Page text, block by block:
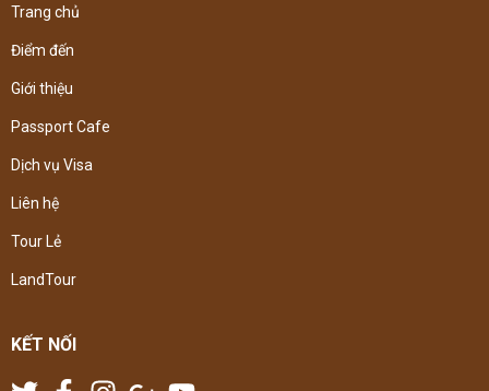
Trang chủ
Điểm đến
Giới thiệu
Passport Cafe
Dịch vụ Visa
Liên hệ
Tour Lẻ
LandTour
KẾT NỐI